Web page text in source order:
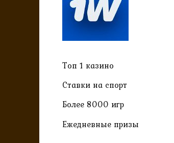
Топ 1 казино
Ставки на спорт
Более 8000 игр
Ежедневные призы